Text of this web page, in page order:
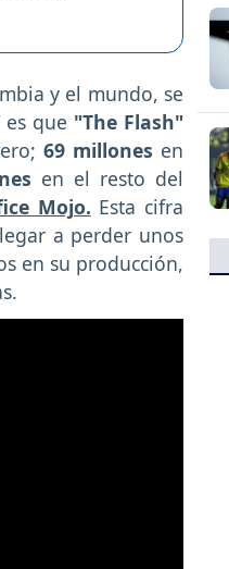
y el mundo, se
es que "The Flash"
69 millones en
en el resto del
Mojo. Esta cifra
a perder unos
en su producción,